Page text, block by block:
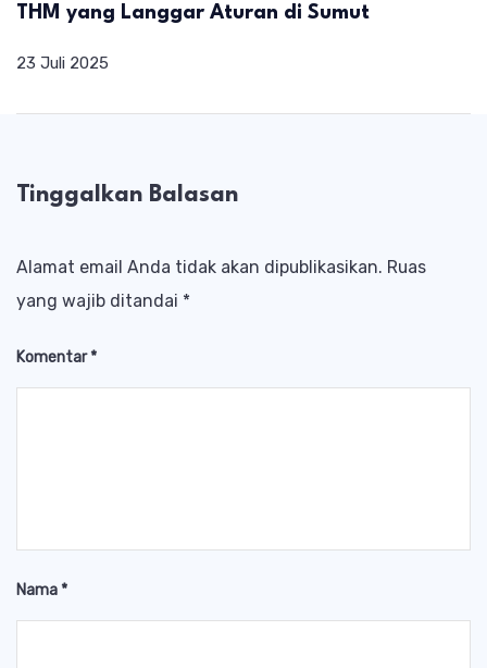
THM yang Langgar Aturan di Sumut
23 Juli 2025
Tinggalkan Balasan
Alamat email Anda tidak akan dipublikasikan. Ruas
yang wajib ditandai *
Komentar*
Nama*